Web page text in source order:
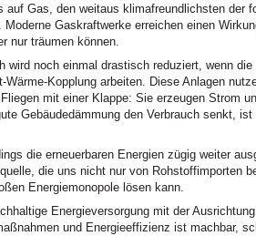
auf Gas, den weitaus klimafreundlichsten der
Gaskraftwerke erreichen einen
nur träumen können.
wird noch einmal drastisch reduziert, wenn die
Kopplung arbeiten. Diese Anlagen
mit einer Klappe: Sie erzeugen Strom
Gebäudedämmung den Verbrauch senkt,
die erneuerbaren Energien zügig weiter
die uns nicht nur von Rohstoffimporten
Energiemonopole lösen kann.
Energieversorgung mit der
und Energieeffizienz ist machbar,